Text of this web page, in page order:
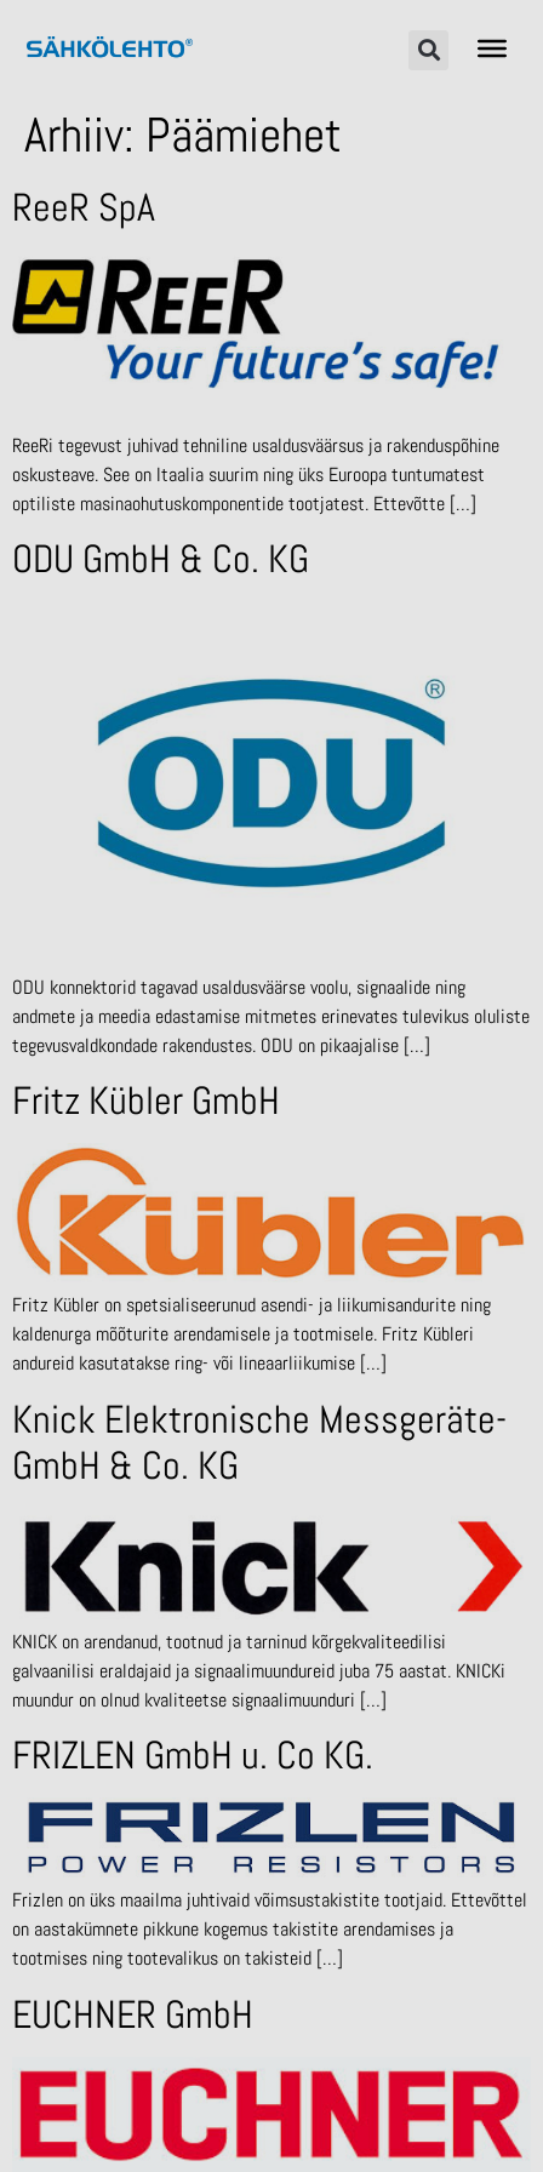
Arhiiv: Päämiehet
ReeR SpA
ReeRi tegevust juhivad tehniline usaldusväärsus ja rakenduspõhine
oskusteave. See on Itaalia suurim ning üks Euroopa tuntumatest
optiliste masinaohutuskomponentide tootjatest. Ettevõtte […]
ODU GmbH & Co. KG
ODU konnektorid tagavad usaldusväärse voolu, signaalide ning
andmete ja meedia edastamise mitmetes erinevates tulevikus oluliste
tegevusvaldkondade rakendustes. ODU on pikaajalise […]
Fritz Kübler GmbH
Fritz Kübler on spetsialiseerunud asendi- ja liikumisandurite ning
kaldenurga mõõturite arendamisele ja tootmisele. Fritz Kübleri
andureid kasutatakse ring- või lineaarliikumise […]
Knick Elektronische Messgeräte­
GmbH & Co. KG
KNICK on arendanud, tootnud ja tarninud kõrgekvaliteedilisi
galvaanilisi eraldajaid ja signaalimuundureid juba 75 aastat. KNICKi
muundur on olnud kvaliteetse signaalimuunduri […]
FRIZLEN GmbH u. Co KG.
Frizlen on üks maailma juhtivaid võimsustakistite tootjaid. Ettevõttel
on aastakümnete pikkune kogemus takistite arendamises ja
tootmises ning tootevalikus on takisteid […]
EUCHNER GmbH